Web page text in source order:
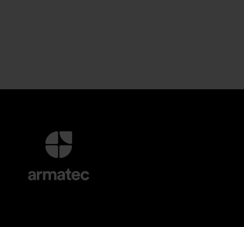
Ytterligare
information
kontaktuppgifter